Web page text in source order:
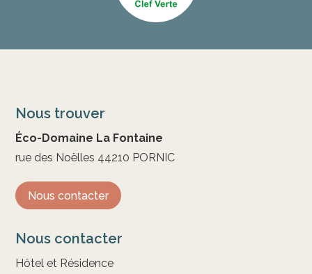
Nous trouver
Éco-Domaine La Fontaine
rue des Noëlles 44210 PORNIC
Nous contacter
Nous contacter
Hôtel et Résidence